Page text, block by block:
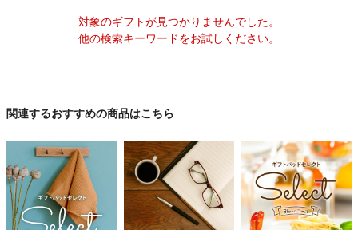
対象のギフトが見つかりませんでした。
他の検索キーワードをお試しください。
関連するおすすめの商品はこちら